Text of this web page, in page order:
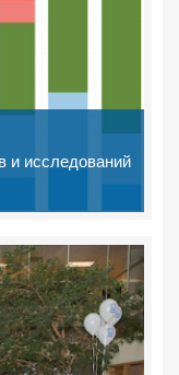
и исследований